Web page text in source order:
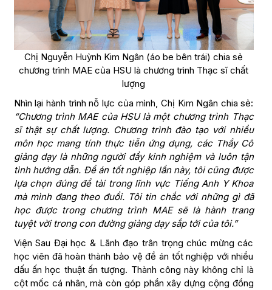
Chị Nguyễn Huỳnh Kim Ngân (áo be bên trái) chia sẻ
chương trình MAE của HSU là chương trình Thạc sĩ chất
lượng
Nhìn lại hành trình nỗ lực của mình, Chị Kim Ngân chia sẻ:
“Chương trình MAE của HSU là một chương trình Thạc
sĩ thật sự chất lượng. Chương trình đào tạo với nhiều
môn học mang tính thực tiễn ứng dụng, các Thầy Cô
giảng dạy là những người đầy kinh nghiệm và luôn tận
tình hướng dẫn. Đề án tốt nghiệp lần này, tôi cũng được
lựa chọn đúng đề tài trong lĩnh vực Tiếng Anh Y Khoa
mà mình đang theo đuổi. Tôi tin chắc với những gì đã
học được trong chương trình MAE sẽ là hành trang
tuyệt vời trong con đường giảng dạy sắp tới của tôi.”
Viện Sau Đại học & Lãnh đạo trân trọng chúc mừng các
học viên đã hoàn thành bảo vệ đề án tốt nghiệp với nhiều
dấu ấn học thuật ấn tượng. Thành công này không chỉ là
cột mốc cá nhân, mà còn góp phần xây dựng cộng đồng